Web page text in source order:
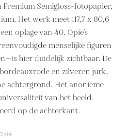
Premium Semigloss-fotopapier,
Het werk meet 117,7 x 80,6
oplage van 40. Opie’s
menselijke figuren
hier duidelijk zichtbaar. De
en zilveren jurk,
achtergrond. Het anonieme
van het beeld.
op de achterkant.